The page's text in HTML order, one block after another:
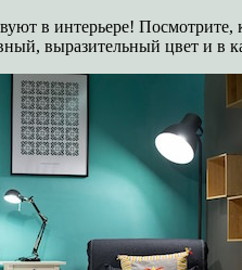
в интерьере!
выразительный цвет и в